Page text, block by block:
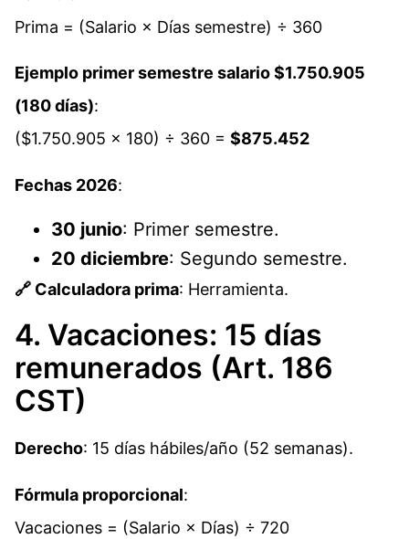
Prima = (Salario × Días semestre) ÷ 360
Ejemplo primer semestre salario $1.750.905
(180 días):
($1.750.905 × 180) ÷ 360 = $875.452
Fechas 2026:
30 junio: Primer semestre.
20 diciembre: Segundo semestre.​
🔗 Calculadora prima: Herramienta.
4. Vacaciones: 15 días
remunerados (Art. 186
CST)
Derecho: 15 días hábiles/año (52 semanas).
Fórmula proporcional:
Vacaciones = (Salario × Días) ÷ 720